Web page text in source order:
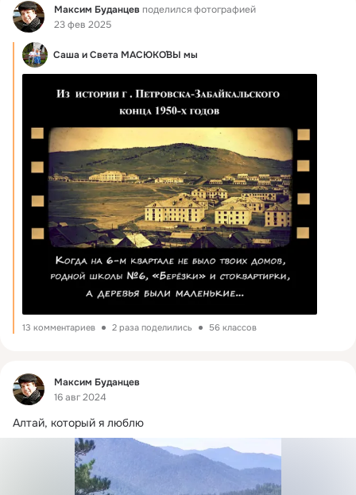
Фид Максим Буданцев поделился фотографией
23 фев 2025
Саша и Света МАСЮКО́ВЫ мы
13 комментариев 2 раза поделились 56 классов
Фид
Максим Буданцев
16 авг 2024
Алтай, который я люблю